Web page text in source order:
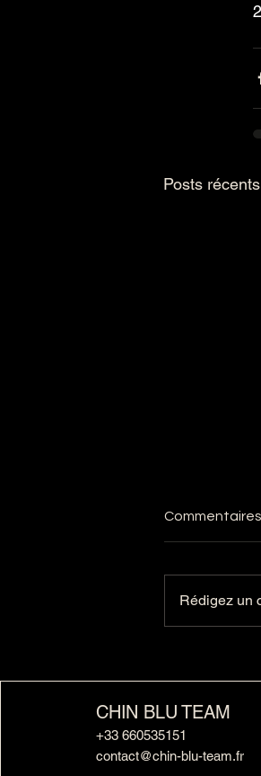
Posts récents
ROYALES
Commentaires
Rédigez un
CHIN BLU TEAM
+33 660535151
contact@chin-blu-team.fr